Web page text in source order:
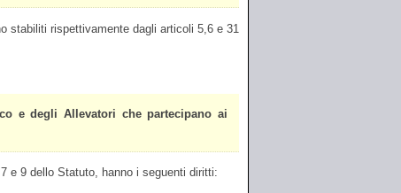
stabiliti rispettivamente dagli articoli 5,6 e 31
e degli Allevatori che partecipano ai
e 9 dello Statuto, hanno i seguenti diritti: